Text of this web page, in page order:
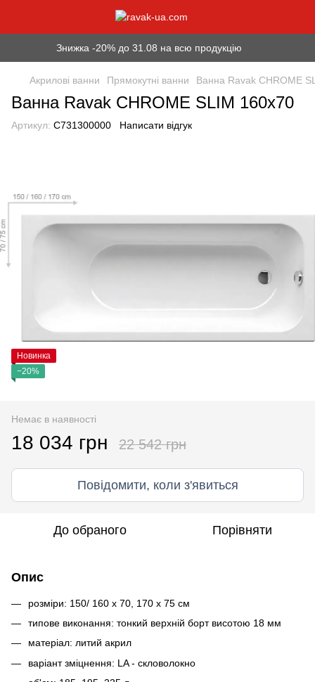
Знижка -20% до 31.08 на всю продукцію
Акрилові ванни Прямокутні ванни Ванна Ravak CHROME
Ванна Ravak CHROME SLIM 160x70
Артикул: C731300000 Написати відгук
Новинка
−20%
Немає в наявності
18 034 грн 22 542 грн
Повідомити, коли з'явиться
До обраного Порівняти
Опис
розміри: 150/ 160 x 70, 170 x 75 см
типове виконання: тонкий верхній борт висотою 18 мм
матеріал: литий акрил
варіант зміцнення: LA - скловолокно